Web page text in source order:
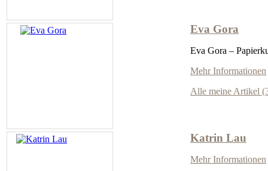
Eva Gora
Eva Gora –
Mehr Informationen
Alle meine Artikel
Katrin Lau
Mehr Informationen